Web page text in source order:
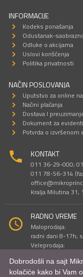
INFORMACIJE
Kodeks ponašanja
Odustanak-
Odluke o akcijama
Uslovi korišćenja
Politika privatnosti
NAČIN POSLOVANJA
Uputstvo za online
Načini plaćanja
Dostava I
Dokument za
Potvrda o izvršenom
KONTAKT
011 36-29-000;
011 78-56-314
Kralja Milutina 31,
RADNO VREME
Maloprodaja:
radni dani 8-17h,
Veleprodaja:
Dobrodošli na sajt
kolačiće kako bi Vam